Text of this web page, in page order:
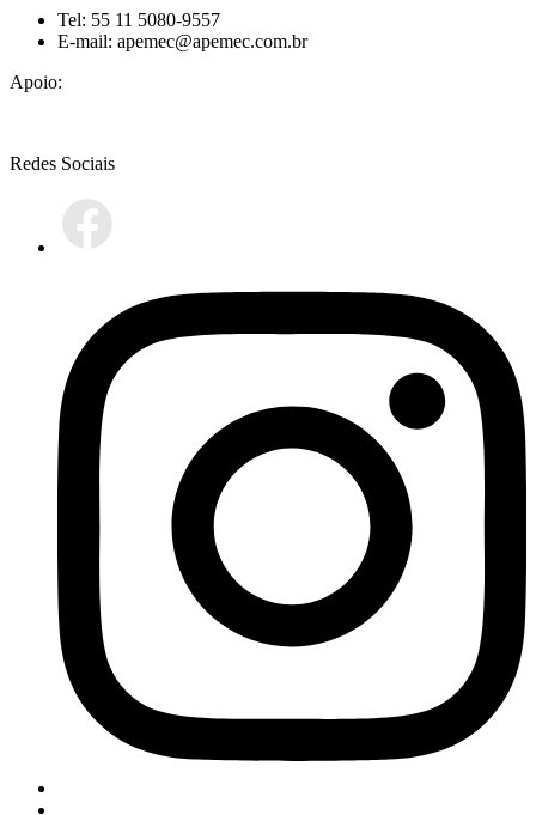
Tel: 55 11 5080-9557
E-mail: apemec@apemec.com.br
Apoio:
Redes Sociais